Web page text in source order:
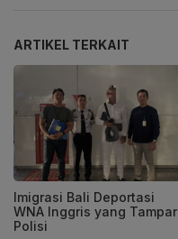
ARTIKEL TERKAIT
Imigrasi Bali Deportasi
WNA Inggris yang Tampar
Polisi